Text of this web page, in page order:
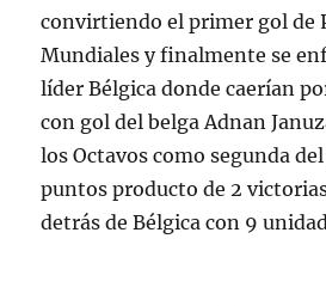
convirtiendo el primer gol de
Mundiales y finalmente se
líder Bélgica donde caerían
con gol del belga Adnan
los Octavos como segunda
puntos producto de 2
detrás de Bélgica con 9